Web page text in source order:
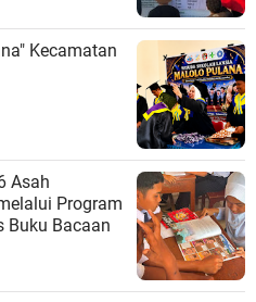
Kecamatan
Asah
Program
Buku Bacaan